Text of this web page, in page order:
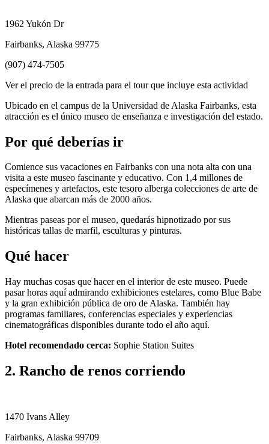
1962 Yukón Dr
Fairbanks, Alaska 99775
(907) 474-7505
Ver el precio de la entrada para el tour que incluye esta actividad
Ubicado en el campus de la Universidad de Alaska Fairbanks, esta
atracción es el único museo de enseñanza e investigación del estado.
Por qué deberías ir
Comience sus vacaciones en Fairbanks con una nota alta con una
visita a este museo fascinante y educativo. Con 1,4 millones de
especímenes y artefactos, este tesoro alberga colecciones de arte de
Alaska que abarcan más de 2000 años.
Mientras paseas por el museo, quedarás hipnotizado por sus
históricas tallas de marfil, esculturas y pinturas.
Qué hacer
Hay muchas cosas que hacer en el interior de este museo. Puede
pasar horas aquí admirando exhibiciones estelares, como Blue Babe
y la gran exhibición pública de oro de Alaska. También hay
programas familiares, conferencias especiales y experiencias
cinematográficas disponibles durante todo el año aquí.
Hotel recomendado cerca: Sophie Station Suites
2. Rancho de renos corriendo
1470 Ivans Alley
Fairbanks, Alaska 99709